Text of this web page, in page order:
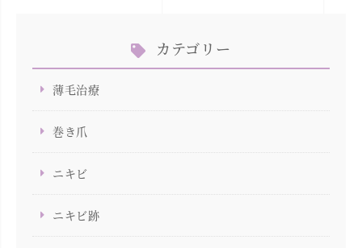
カテゴリー
薄毛治療
巻き爪
ニキビ
ニキビ跡